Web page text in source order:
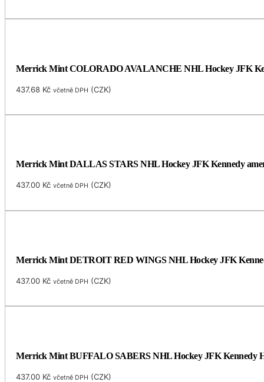
Merrick Mint COLORADO AVALANCHE NHL Hockey JFK
437.68 Kč včetně DPH (CZK)
Merrick Mint DALLAS STARS NHL Hockey JFK Kennedy
437.00 Kč včetně DPH (CZK)
Merrick Mint DETROIT RED WINGS NHL Hockey JFK
437.00 Kč včetně DPH (CZK)
Merrick Mint BUFFALO SABERS NHL Hockey JFK Kennedy
437.00 Kč včetně DPH (CZK)